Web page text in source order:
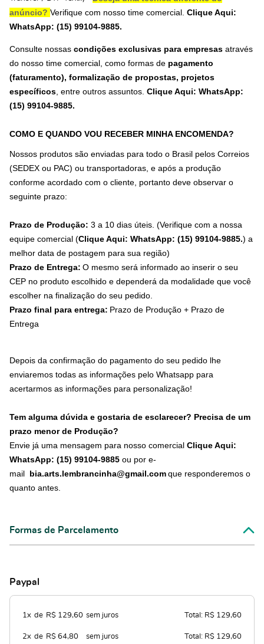
anúncio? Verifique com nosso time comercial. Clique Aqui:
WhatsApp: (15) 99104-9885.
Consulte nossas condições exclusivas para empresas através
do nosso time comercial, como formas de pagamento
(faturamento), formalização de propostas, projetos
específicos , entre outros assuntos. Clique Aqui: WhatsApp:
(15) 99104-9885.
COMO E QUANDO VOU RECEBER MINHA ENCOMENDA?
Nossos produtos são enviadas para todo o Brasil pelos Correios
(SEDEX ou PAC) ou transportadoras, e após a produção
conforme acordado com o cliente, portanto deve observar o
seguinte prazo:
Prazo de Produção: 3 a 10 dias úteis. (Verifique com a nossa
equipe comercial (Clique Aqui: WhatsApp: (15) 99104-9885.) a
melhor data de postagem para sua região)
Prazo de Entrega: O mesmo será informado ao inserir o seu
CEP no produto escolhido e dependerá da modalidade que você
escolher na finalização do seu pedido.
Prazo final para entrega: Prazo de Produção + Prazo de
Entrega
Depois da confirmação do pagamento do seu pedido lhe
enviaremos todas as informações pelo Whatsapp para
acertarmos as informações para personalização!
Tem alguma dúvida e gostaria de esclarecer? Precisa de um
prazo menor de Produção?
Envie já uma mensagem para nosso comercial Clique Aqui:
WhatsApp: (15) 99104-9885 ou por e-
mail bia.arts.lembrancinha@gmail.comque responderemos o
quanto antes.
Formas de Parcelamento
Paypal
1x de R$ 129,60 sem juros Total: R$ 129,60
2x de R$ 64,80 sem juros Total: R$ 129,60